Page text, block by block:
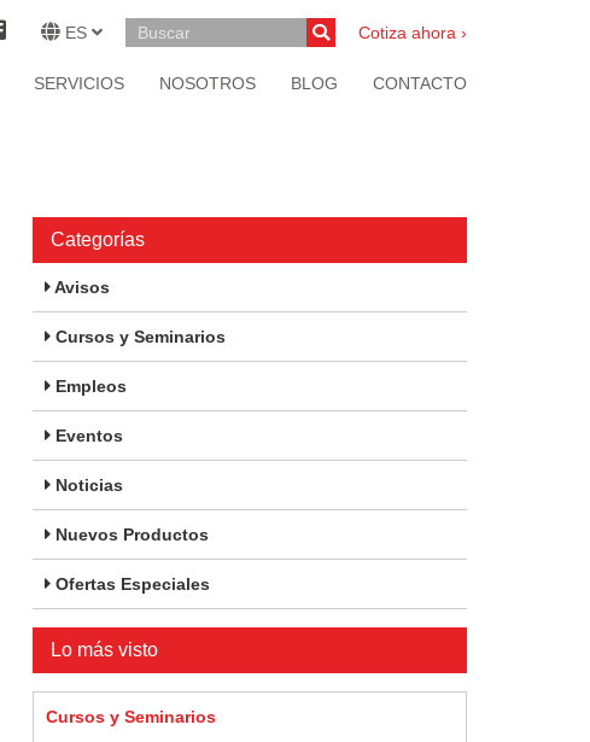
ES Cotiza ahora ›
SERVICIOS NOSOTROS BLOG CONTACTO
Categorías
Avisos
Cursos y Seminarios
Empleos
Eventos
Noticias
Nuevos Productos
Ofertas Especiales
Lo más visto
Cursos y Seminarios